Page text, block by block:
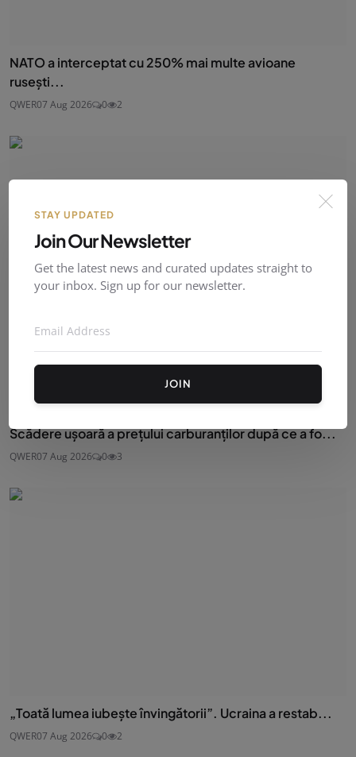
NATO a interceptat cu 250% mai multe avioane
rusești...
QWER07 Aug 2026 0 2
La câte grade trebuie setat frigiderul. Temperatura ...
Scădere ușoară a prețului carburanților după ce a fo...
QWER07 Aug 2026 0 3
„Toată lumea iubește învingătorii”. Ucraina a restab...
QWER07 Aug 2026 0 2
STAY UPDATED
Join Our Newsletter
Get the latest news and curated updates straight to
your inbox. Sign up for our newsletter.
JOIN